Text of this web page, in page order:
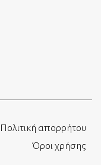
Πολιτική απορρήτου
Όροι χρήσης